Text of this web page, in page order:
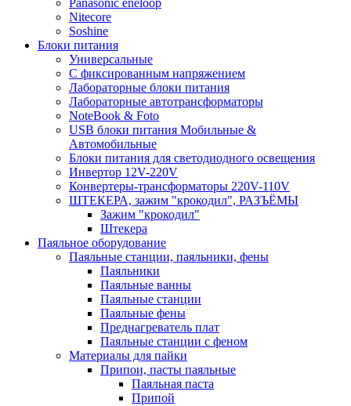
Panasonic eneloop
Nitecore
Soshine
Блоки питания
Универсальные
C фиксированным напряжением
Лабораторные блоки питания
Лабораторные автотрансформаторы
NoteBook & Foto
USB блоки питания Мобильные &
Автомобильные
Блоки питания для светодиодного освещения
Инвертор 12V-220V
Конвертеры-трансформаторы 220V-110V
ШТЕКЕРА, зажим "крокодил", РАЗЪЁМЫ
Зажим "крокодил"
Штекера
Паяльное оборудование
Паяльные станции, паяльники, фены
Паяльники
Паяльные ванны
Паяльные станции
Паяльные фены
Преднагреватель плат
Паяльные станции с феном
Материалы для пайки
Припои, пасты паяльные
Паяльная паста
Припой